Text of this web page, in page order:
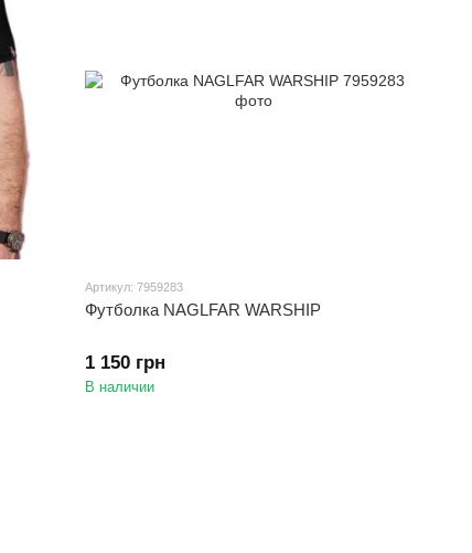
Артикул: 7959283
Футболка NAGLFAR WARSHIP
1 150 грн
В наличии